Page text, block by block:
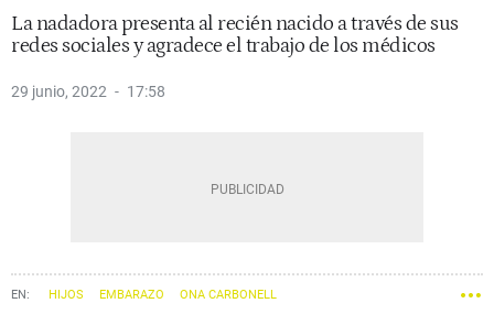
La nadadora presenta al recién nacido a través de sus
redes sociales y agradece el trabajo de los médicos
29 junio, 2022 17:58
HIJOS EMBARAZO ONA CARBONELL